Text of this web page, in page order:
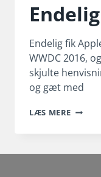
Endelig fik
WWDC 2016,
skjulte
og gæt med
LÆS MERE ENDELIG